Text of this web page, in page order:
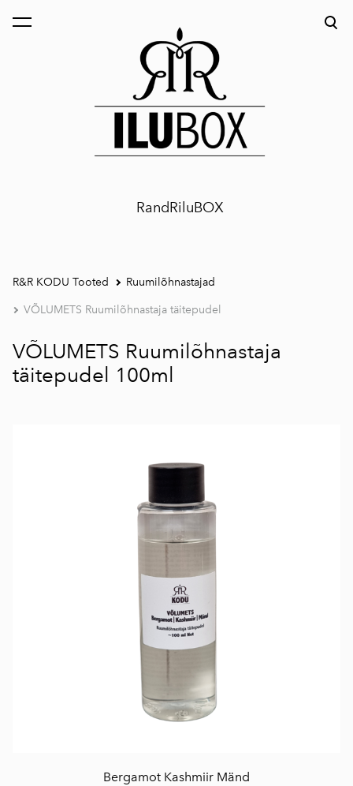
RandRiluBOX
lisati ostukorvi. Vaata ostukorvi
R&R KODU Tooted Ruumilõhnastajad
VÕLUMETS Ruumilõhnastaja täitepudel
VÕLUMETS Ruumilõhnastaja
täitepudel 100ml
Bergamot Kashmiir Mänd